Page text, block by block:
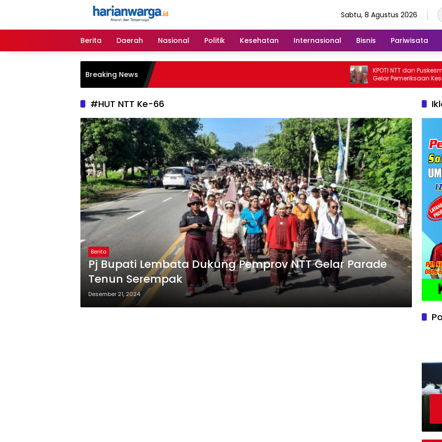
Sabtu, 8 Agustus 2026
Berita Daerah Nasional Politik Kesehatan Internasional Bisnis Pariwisata
Breaking News
KPOTI NTT dan Puskesmas
Gelar Pemeriksaan
Desa Dulitukan
#HUT NTT Ke-66
Berita
Pj Bupati Lembata Dukung Pemprov NTT Gelar Parade
Tenun Serempak
Desember 21, 2024